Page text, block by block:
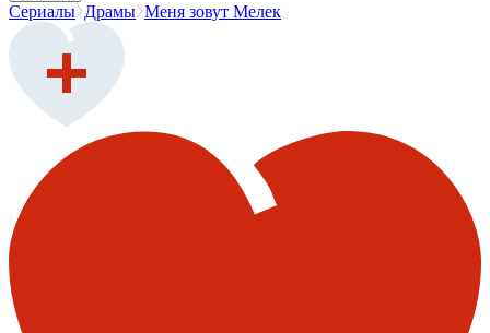
Сериалы Драмы Меня зовут Мелек